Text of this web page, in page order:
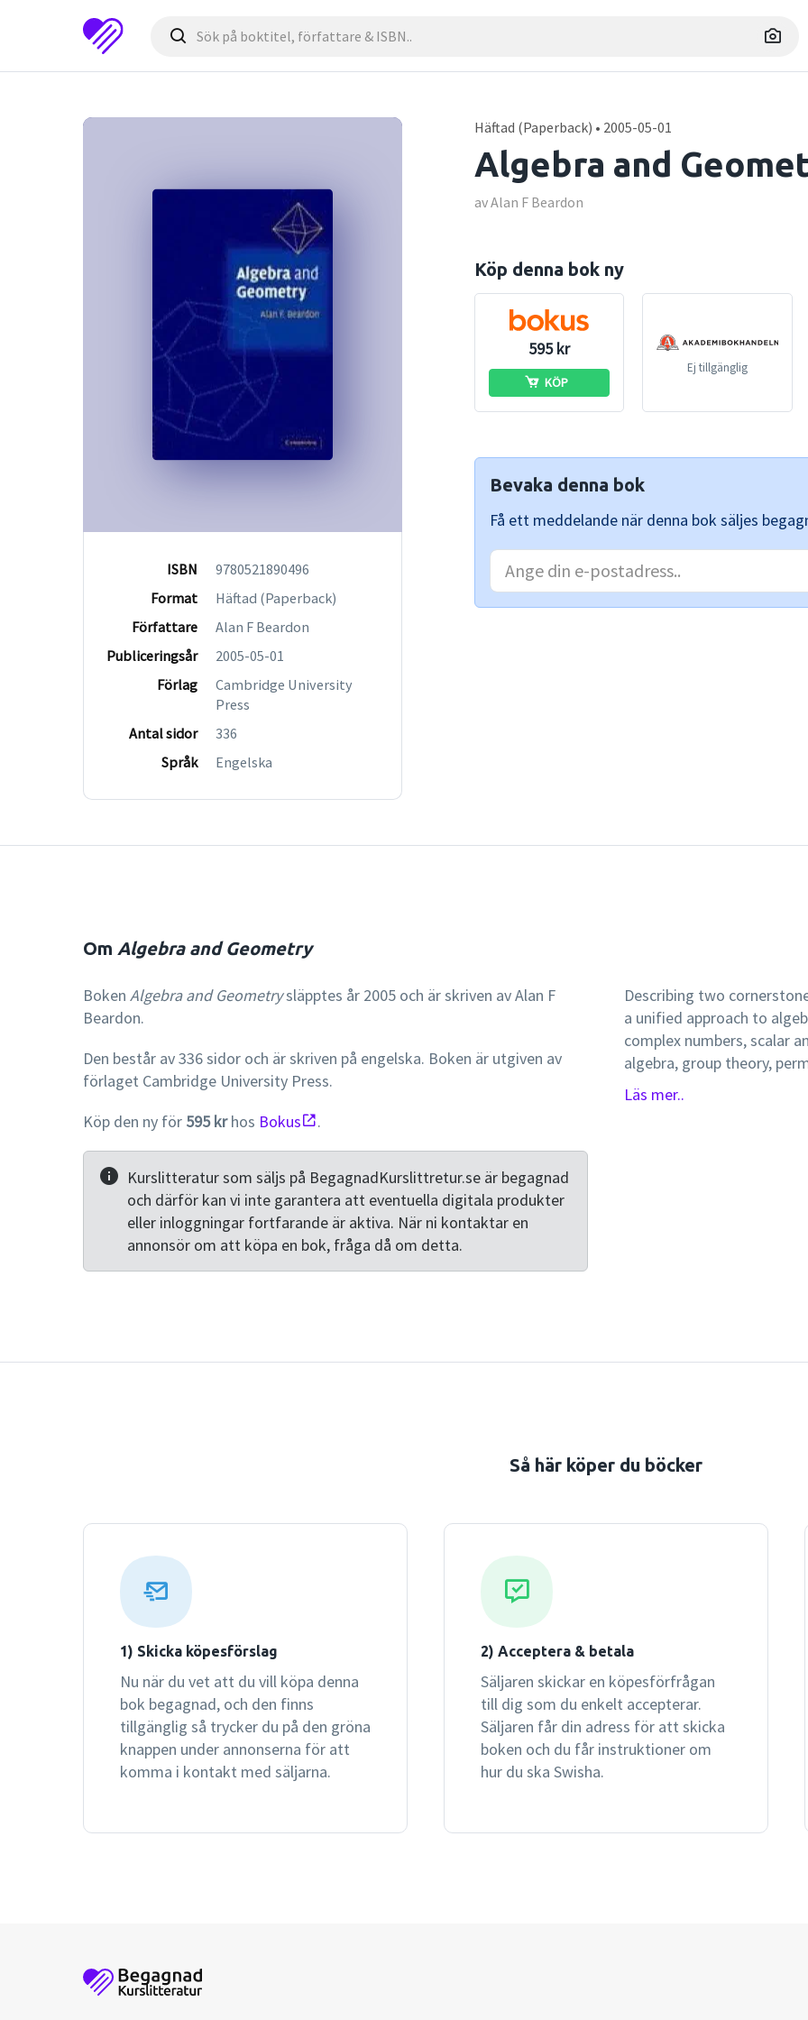
ISBN
9780521890496
Format
Häftad (Paperback)
Författare
Alan F Beardon
Publiceringsår
2005-05-01
Förlag
Cambridge University
Press
Antal sidor
336
Språk
Engelska
Häftad (Paperback) • 2005-05-01
Algebra and
av Alan F Beardon
Köp denna bok ny
595 kr
KÖP
Ej tillgänglig
Bevaka denna bok
Få ett meddelande när denna bok säljes
Om Algebra and Geometry
Boken Algebra and Geometrysläpptes år 2005 och är skriven av Alan F
Beardon.
Den består av 336 sidor och är skriven på engelska. Boken är utgiven av
förlaget Cambridge University Press.
Köp den ny för 595 krhos Bokus .
Kurslitteratur som säljs på BegagnadKurslittretur.se är begagnad
och därför kan vi inte garantera att eventuella digitala produkter
eller inloggningar fortfarande är aktiva. När ni kontaktar en
annonsör om att köpa en bok, fråga då om detta.
Describing two
a unified approach to
complex numbers, scalar
algebra, group theory,
of geometry including
Läs mer..
Så här köper du böcker
1) Skicka köpesförslag
Nu när du vet att du vill köpa denna
bok begagnad, och den finns
tillgänglig så trycker du på den gröna
knappen under annonserna för att
komma i kontakt med säljarna.
2) Acceptera & betala
Säljaren skickar en köpesförfrågan
till dig som du enkelt accepterar.
Säljaren får din adress för att skicka
boken och du får instruktioner om
hur du ska Swisha.